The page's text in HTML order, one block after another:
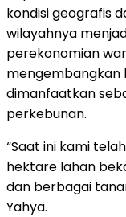
kondisi geografis
wilayahnya
perekonomian
mengembangkan
dimanfaatkan
perkebunan.
“Saat ini kami
hektare lahan
dan berbagai
Yahya.